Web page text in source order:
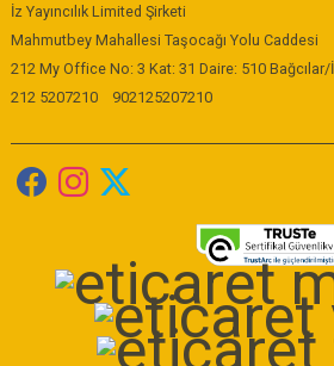
İz Yayıncılık Limited Şirketi
Mahmutbey Mahallesi Taşocağı Yolu Caddesi
212 My Office No: 3 Kat: 31 Daire: 510
212 5207210
902125207210